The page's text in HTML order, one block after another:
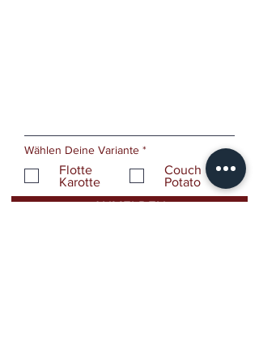
Wählen Deine Variante *
c
h
Flotte
Karotte
Couch
Potato
ANMELDEN